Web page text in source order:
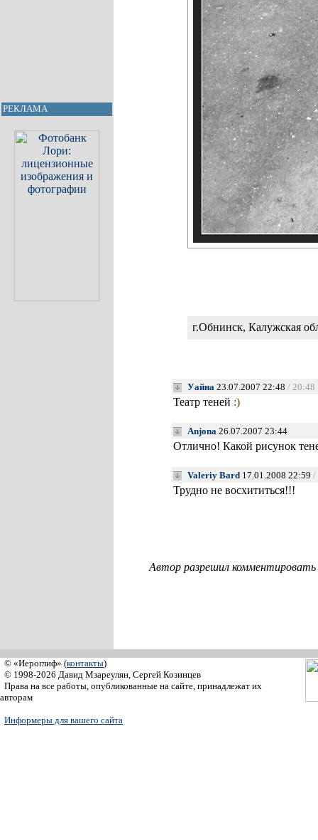
РЕКЛАМА
г.Обнинск, Калужская
Уайна 23.07.2007 22:48 / 20:48
Театр теней :)
Anjona 26.07.2007 23:44
Отлично! Какой рисунок
Valeriy Bard 17.01.2008 22:59 /
Трудно не восхититься!!!
Автор разрешил
© «Иероглиф» (контакты)
© 1998-2026 Давид Мзареулян, Сергей Козинцев
Права на все работы, опубликованные на сайте, принадлежат их
авторам
Информеры для вашего сайта